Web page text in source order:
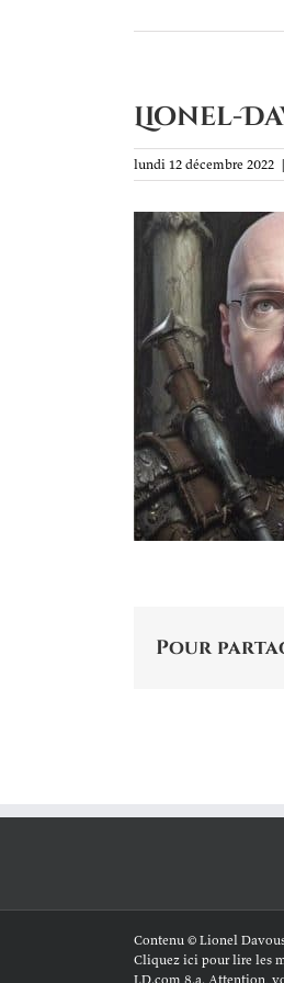
Lionel-
lundi 12 décembre 2022 |
Pour
Contenu © Lionel
Cliquez ici pour lire les
LD.com 8.a. Attention,